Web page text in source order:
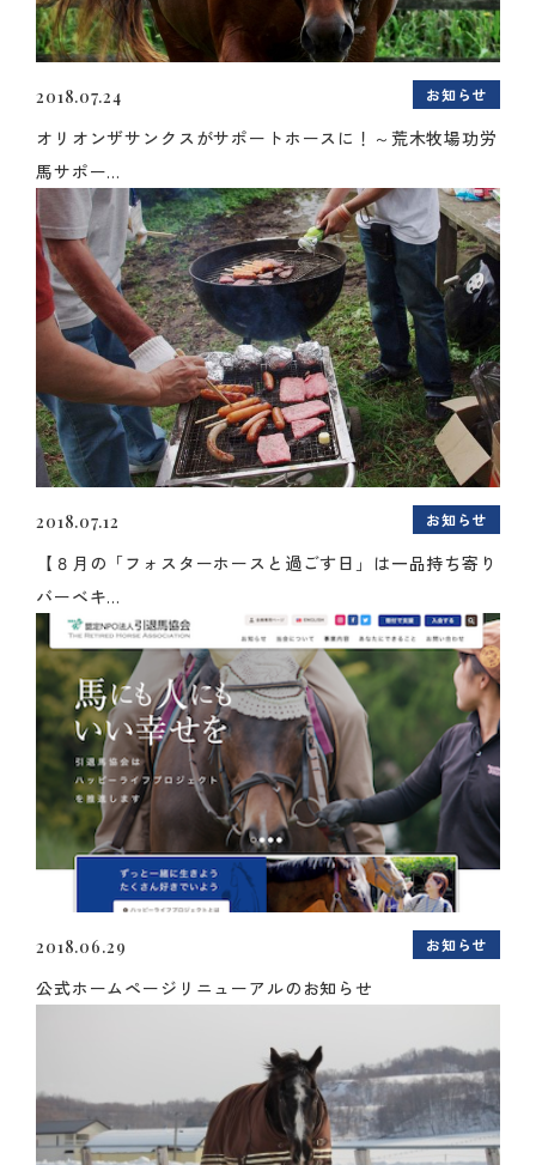
2018.07.24 お知らせ
オリオンザサンクスがサポートホースに！～荒木牧場功労
馬サポー...
2018.07.12 お知らせ
【８月の「フォスターホースと過ごす日」は一品持ち寄り
バーベキ...
2018.06.29 お知らせ
公式ホームページリニューアルのお知らせ